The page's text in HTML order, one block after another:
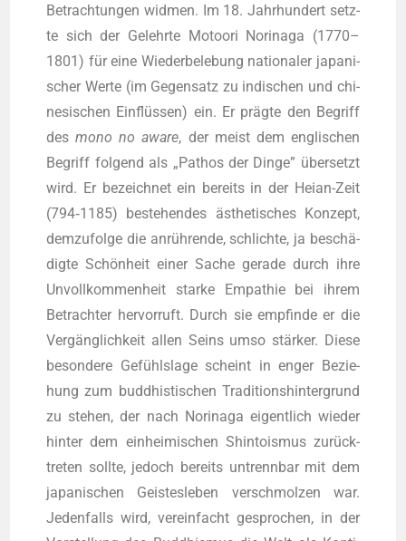
Betrach­tun­gen wid­men. Im 18. Jahr­hun­dert setz­
te sich der Gelehr­te Moto­o­ri Nori­na­ga (1770–
1801) für eine Wie­der­be­le­bung natio­na­ler japa­ni­
scher Wer­te (im Gegen­satz zu indi­schen und chi­
ne­si­schen Ein­flüs­sen) ein. Er präg­te den Begriff
desmono no awa­re, der meist dem eng­li­schen
Begriff fol­gend als „Pathos der Din­ge” über­setzt
wird. Er bezeich­net ein bereits in der Hei­an-Zeit
(794‑1185) bestehen­des ästhe­ti­sches Kon­zept,
dem­zu­fol­ge die anrüh­ren­de, schlich­te, ja beschä­
dig­te Schön­heit einer Sache gera­de durch ihre
Unvoll­kom­men­heit star­ke Empa­thie bei ihrem
Betrach­ter her­vor­ruft. Durch sie emp­fin­de er die
Ver­gäng­lich­keit allen Seins umso stär­ker. Die­se
beson­de­re Gefühls­la­ge scheint in enger Bezie­
hung zum bud­dhis­ti­schen Tra­di­ti­ons­hin­ter­grund
zu ste­hen, der nach Nori­na­ga eigent­lich wie­der
hin­ter dem ein­hei­mi­schen Shin­to­is­mus zurück­
tre­ten soll­te, jedoch bereits untrenn­bar mit dem
japa­ni­schen Geis­tes­le­ben ver­schmol­zen war.
Jeden­falls wird, ver­ein­facht gespro­chen, in der